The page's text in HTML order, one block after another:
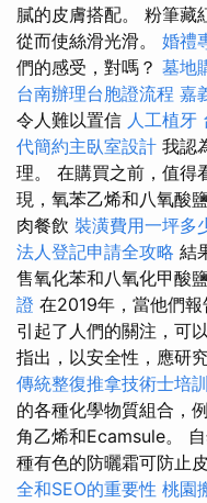
膩的皮膚搭配。 粉筆藏
從而使絲滑光滑。 婚禮
們的感受，對嗎？ 墓地
台南辦理台胞證流程 嘉
令人難以置信 人工植牙
代簡約主臥室設計 我認
理。 在購買之前，值得
現，氧苯乙烯和八氧酸
肉餐飲 裝潢費用一坪多
法人登記申請全攻略 結
售氧化苯和八氧化甲酸
證 在2019年，當他們
引起了人們的關注，可
指出，以安全性，應研
傳統整復推拿技術士培訓
的各種化學物質組合，
角乙烯和Ecamsule。
種有色的防曬霜可防止
全和SEO的重要性 桃園